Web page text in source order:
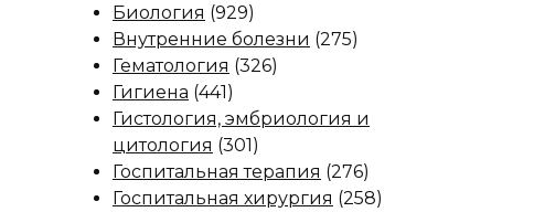
Биология (929)
Внутренние болезни (275)
Гематология (326)
Гигиена (441)
Гистология, эмбриология и
цитология (301)
Госпитальная терапия (276)
Госпитальная хирургия (258)